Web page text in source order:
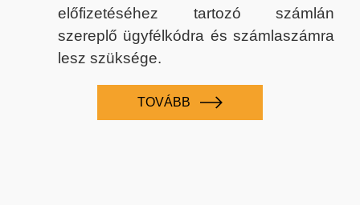
előfizetéséhez tartozó számlán
szereplő ügyfélkódra és számlaszámra
lesz szüksége.
TOVÁBB